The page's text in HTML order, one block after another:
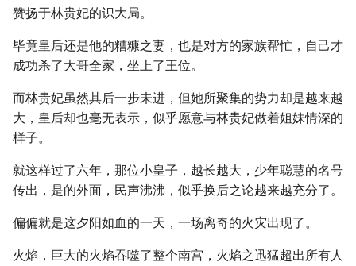
赞扬于林贵妃的识大局。
毕竟皇后还是他的糟糠之妻，也是对方的家族帮忙，自己才
成功杀了大哥全家，坐上了王位。
而林贵妃虽然其后一步未进，但她所聚集的势力却是越来越
大，皇后却也毫无表示，似乎愿意与林贵妃做着姐妹情深的
样子。
就这样过了六年，那位小皇子，越长越大，少年聪慧的名号
传出，是的外面，民声沸沸，似乎换后之论越来越充分了。
偏偏就是这夕阳如血的一天，一场离奇的火灾出现了。
火焰，巨大的火焰吞噬了整个南宫，火焰之迅猛超出所有人